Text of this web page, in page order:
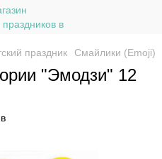
праздник Смайлики (Emoji)
"Эмодзи" 12